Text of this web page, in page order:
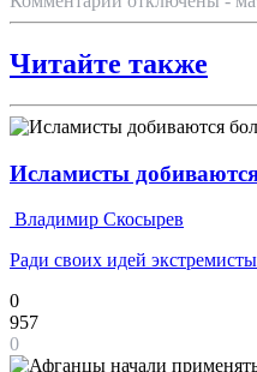
Читайте также
Исламисты
Владимир Скосырев
Ради своих идей
0
957
0